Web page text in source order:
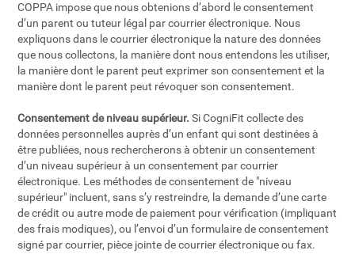
COPPA impose que nous obtenions d’abord le consentement
d’un parent ou tuteur légal par courrier électronique. Nous
expliquons dans le courrier électronique la nature des données
que nous collectons, la manière dont nous entendons les utiliser,
la manière dont le parent peut exprimer son consentement et la
manière dont le parent peut révoquer son consentement.
Consentement de niveau supérieur. Si CogniFit collecte des
données personnelles auprès d’un enfant qui sont destinées à
être publiées, nous rechercherons à obtenir un consentement
d’un niveau supérieur à un consentement par courrier
électronique. Les méthodes de consentement de "niveau
supérieur" incluent, sans s’y restreindre, la demande d’une carte
de crédit ou autre mode de paiement pour vérification (impliquant
des frais modiques), ou l’envoi d’un formulaire de consentement
signé par courrier, pièce jointe de courrier électronique ou fax.